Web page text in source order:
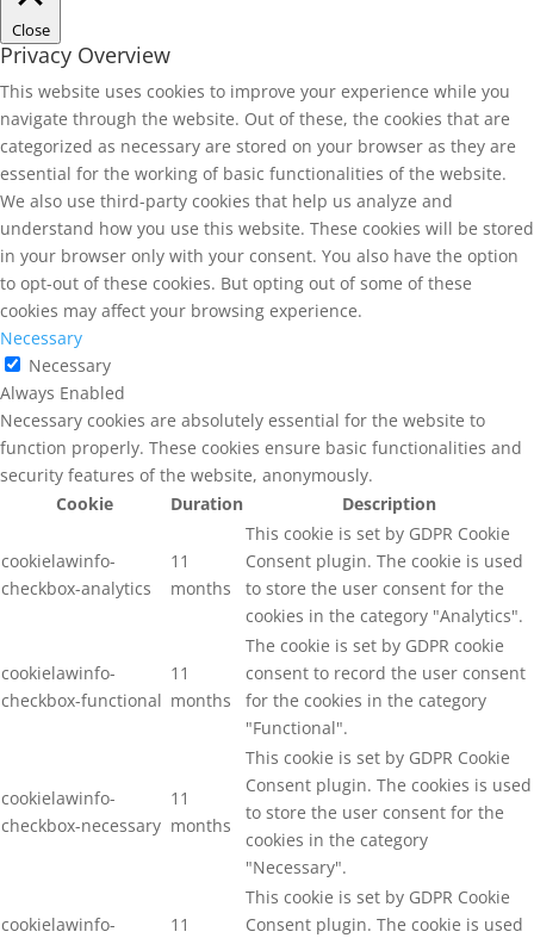
Close
Privacy Overview
This website uses cookies to improve your experience while you
navigate through the website. Out of these, the cookies that are
categorized as necessary are stored on your browser as they are
essential for the working of basic functionalities of the website.
We also use third-party cookies that help us analyze and
understand how you use this website. These cookies will be stored
in your browser only with your consent. You also have the option
to opt-out of these cookies. But opting out of some of these
cookies may affect your browsing experience.
Necessary
Necessary
Always Enabled
Necessary cookies are absolutely essential for the website to
function properly. These cookies ensure basic functionalities and
security features of the website, anonymously.
Cookie
Duration Description
cookielawinfo-
checkbox-analytics
11
months
This cookie is set by GDPR Cookie
Consent plugin. The cookie is used
to store the user consent for the
cookies in the category "Analytics".
cookielawinfo-
checkbox-functional
11
months
The cookie is set by GDPR cookie
consent to record the user consent
for the cookies in the category
"Functional".
cookielawinfo-
checkbox-necessary
11
months
This cookie is set by GDPR Cookie
Consent plugin. The cookies is used
to store the user consent for the
cookies in the category
"Necessary".
cookielawinfo-
11
This cookie is set by GDPR Cookie
Consent plugin. The cookie is used